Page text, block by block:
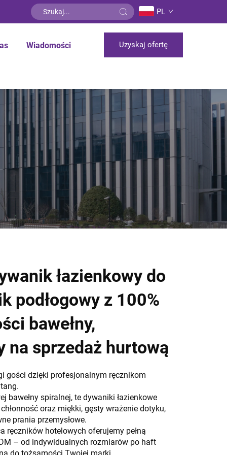
PL
Wiadomości Uzyskaj ofertę
łazienkowy do
podłogowy z 100%
bawełny,
na sprzedaż hurtową
gości dzięki profesjonalnym ręcznikom
bawełny spiralnej, te dywaniki łazienkowe
oraz miękki, gęsty wrażenie dotyku,
prania przemysłowe.
ręczników hotelowych oferujemy pełną
– od indywidualnych rozmiarów po haft